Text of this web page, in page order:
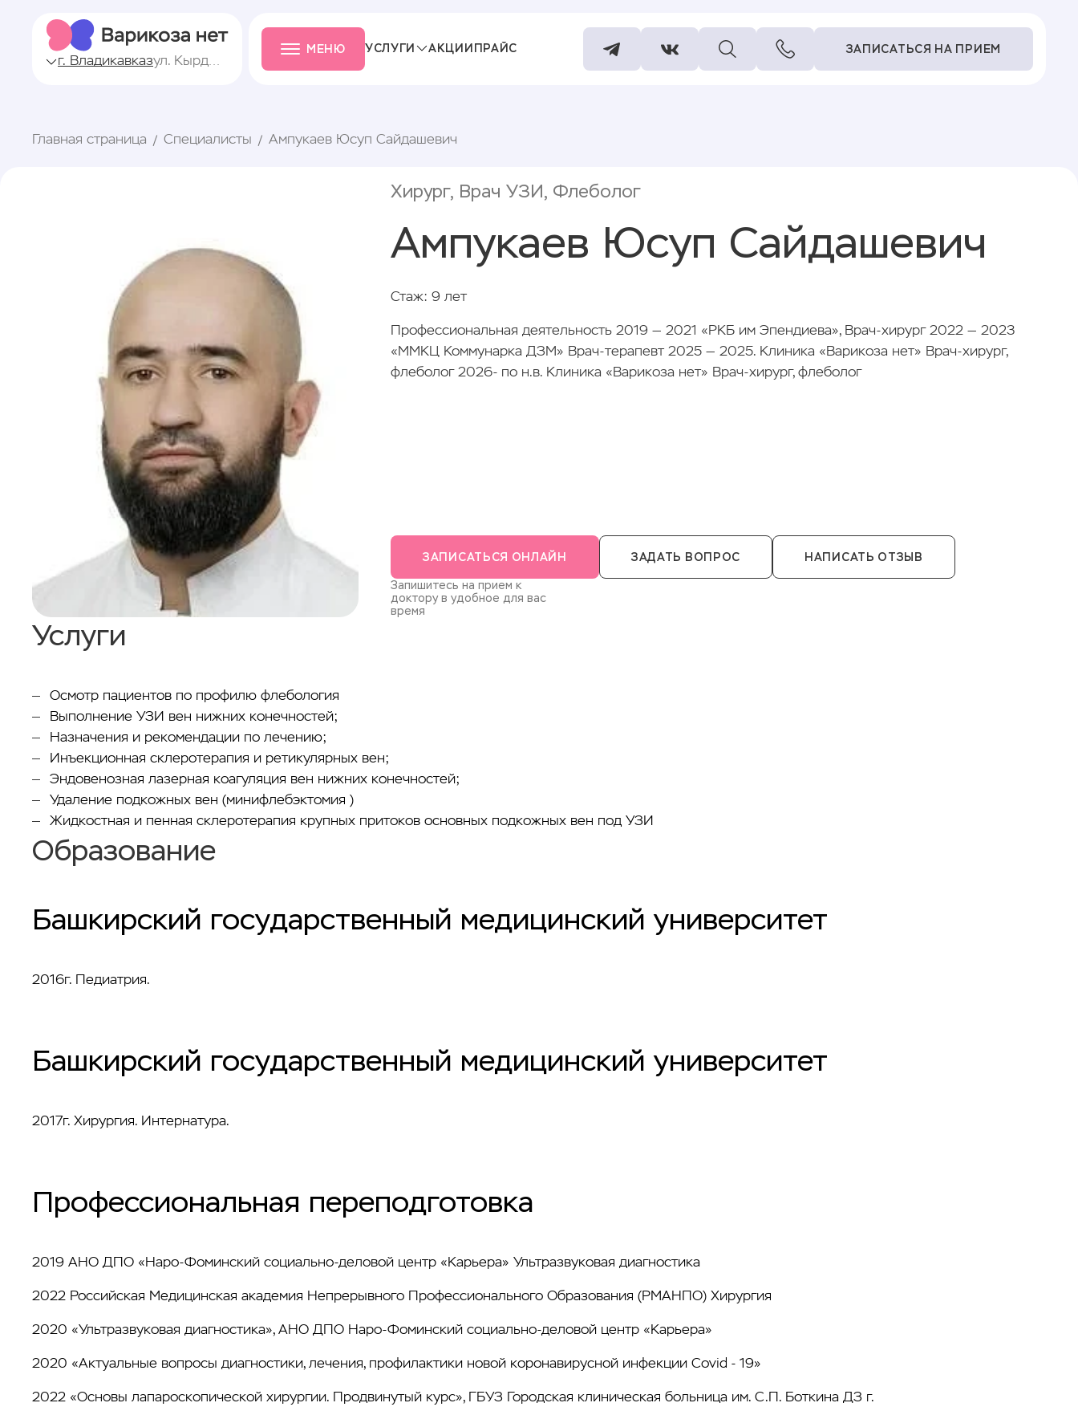
г. Владикавказ ул. Кырджалийская, 17
МЕНЮ УСЛУГИ АКЦИИПРАЙС
ЗАПИСАТЬСЯ НА ПРИЕМ
Главная страница Специалисты Ампукаев Юсуп Сайдашевич
Хирург, Врач УЗИ, Флеболог
Ампукаев Юсуп Сайдашевич
Стаж: 9 лет
Профессиональная деятельность 2019 — 2021 «РКБ им Эпендиева», Врач-хирург 2022 — 2023
«ММКЦ Коммунарка ДЗМ» Врач-терапевт 2025 — 2025. Клиника «Варикоза нет» Врач-хирург,
флеболог 2026- по н.в. Клиника «Варикоза нет» Врач-хирург, флеболог
ЗАПИСАТЬСЯ ОНЛАЙН
Запишитесь на прием к
доктору в удобное для вас
время
ЗАДАТЬ ВОПРОС НАПИСАТЬ ОТЗЫВ
Услуги
Осмотр пациентов по профилю флебология
Выполнение УЗИ вен нижних конечностей;
Назначения и рекомендации по лечению;
Инъекционная склеротерапия и ретикулярных вен;
Эндовенозная лазерная коагуляция вен нижних конечностей;
Удаление подкожных вен (минифлебэктомия )
Жидкостная и пенная склеротерапия крупных притоков основных подкожных вен под УЗИ
Образование
Башкирский государственный медицинский университет
2016г. Педиатрия.
Башкирский государственный медицинский университет
2017г. Хирургия. Интернатура.
Профессиональная переподготовка
2019 АНО ДПО «Наро-Фоминский социально-деловой центр «Карьера» Ультразвуковая диагностика
2022 Российская Медицинская академия Непрерывного Профессионального Образования (РМАНПО) Хирургия
2020 «Ультразвуковая диагностика», АНО ДПО Наро-Фоминский социально-деловой центр «Карьера»
2020 «Актуальные вопросы диагностики, лечения, профилактики новой коронавирусной инфекции Covid - 19»
2022 «Основы лапароскопической хирургии. Продвинутый курс», ГБУЗ Городская клиническая больница им. С.П. Боткина ДЗ г.